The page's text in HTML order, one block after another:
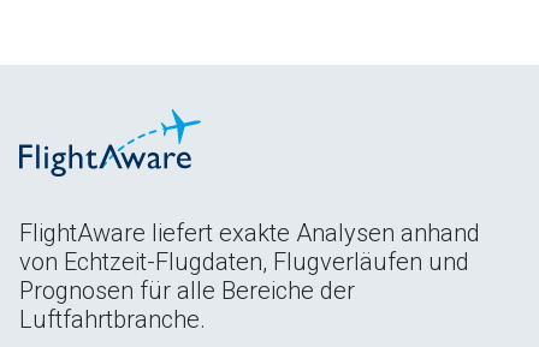
FlightAware liefert exakte Analysen anhand
von Echtzeit-Flugdaten, Flugverläufen und
Prognosen für alle Bereiche der
Luftfahrtbranche.